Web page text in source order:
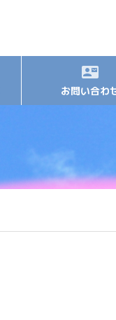
お問い合わ